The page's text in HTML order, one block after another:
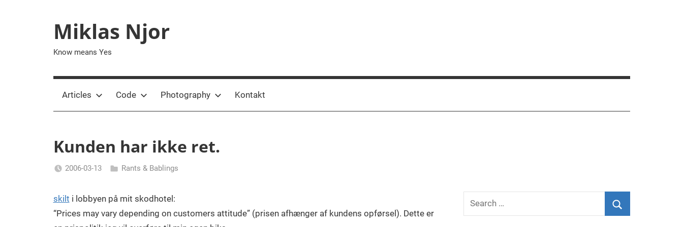
Miklas Njor
Know means Yes
Articles Code Photography Kontakt
Kunden har ikke ret.
2006-03-13
Njor
Rants & Bablings
skilt i lobbyen på mit skodhotel:
“Prices may vary depending on customers attitude” (prisen afhænger af kundens opførsel). Dette er
Search